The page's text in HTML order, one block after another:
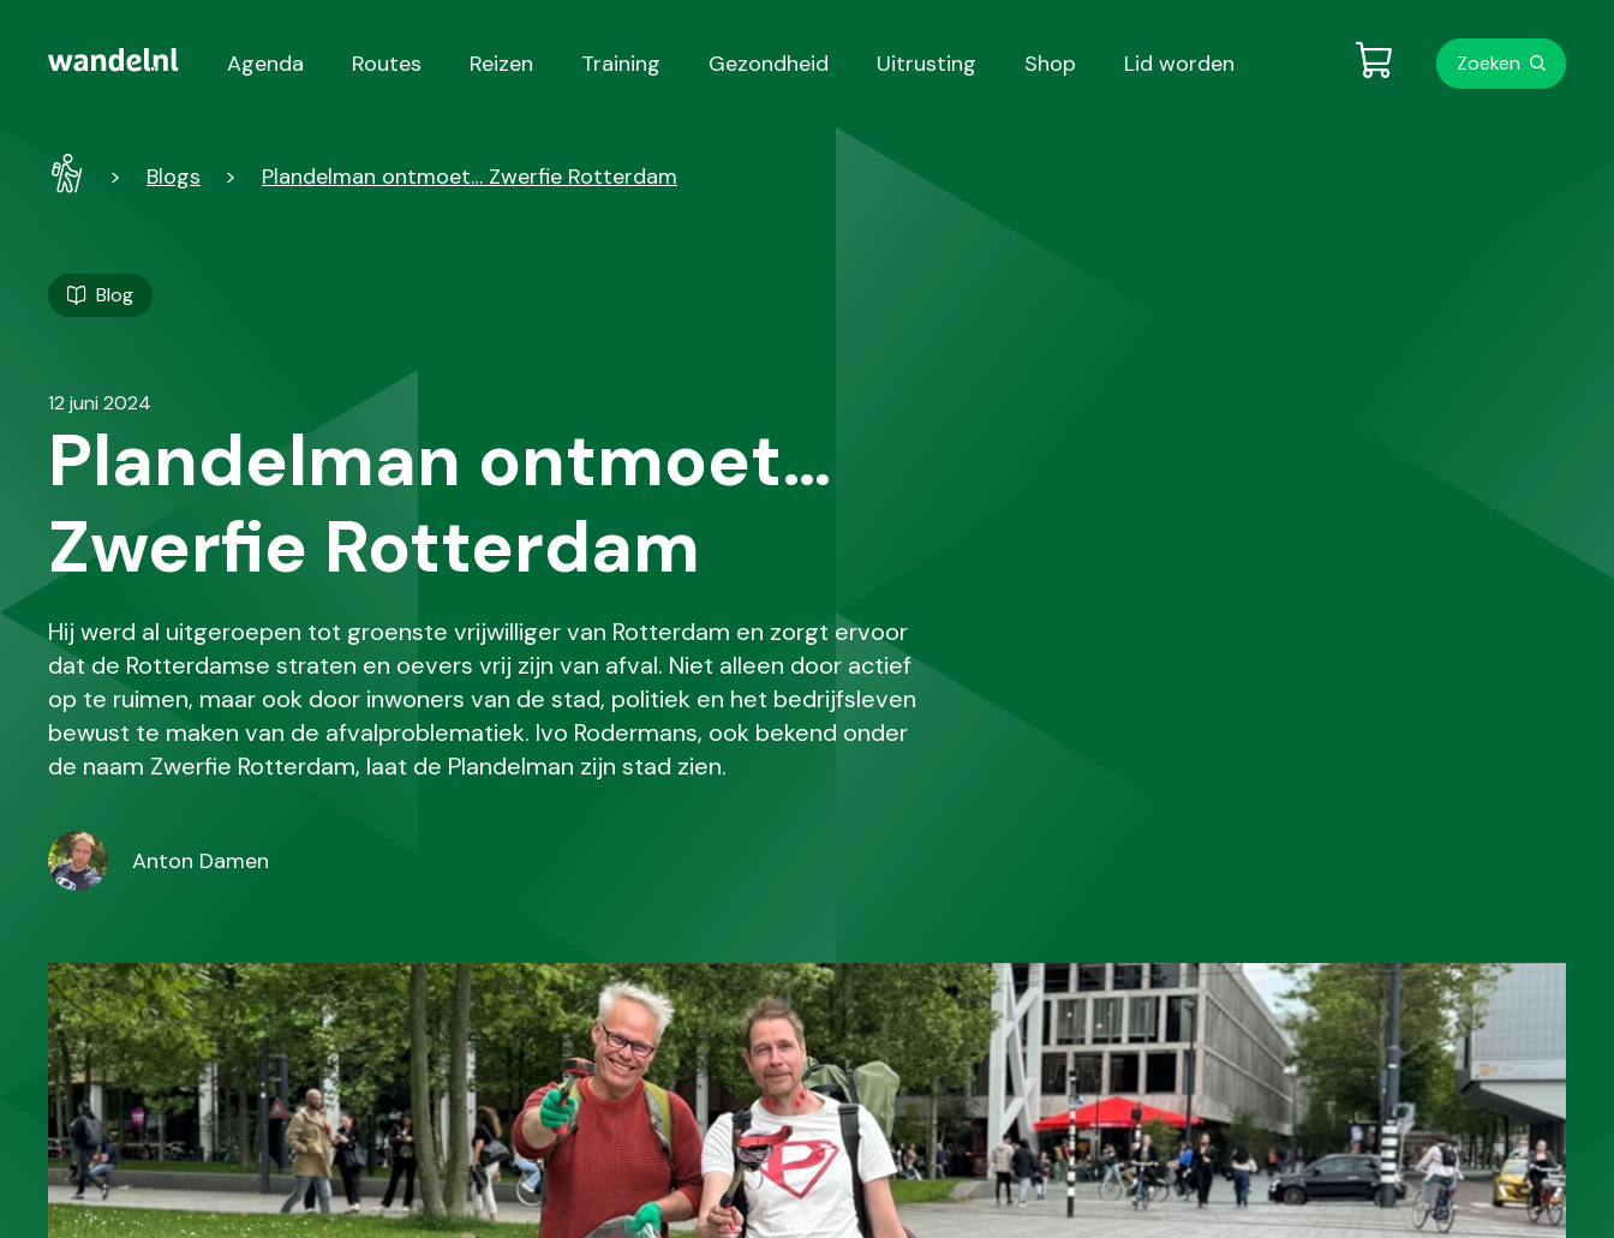
Hoofdnavigatie
Agenda Routes Reizen Training Gezondheid Uitrusting Shop Lid worden Zoeken
WandelBlogs Plandelman ontmoet… Zwerfie Rotterdam
Blog
12 juni 2024
Plandelman ontmoet…
Zwerfie Rotterdam
Hij werd al uitgeroepen tot groenste vrijwilliger van Rotterdam en zorgt ervoor
dat de Rotterdamse straten en oevers vrij zijn van afval. Niet alleen door actief
op te ruimen, maar ook door inwoners van de stad, politiek en het bedrijfsleven
bewust te maken van de afvalproblematiek. Ivo Rodermans, ook bekend onder
de naam Zwerfie Rotterdam, laat de Plandelman zijn stad zien.
Anton Damen